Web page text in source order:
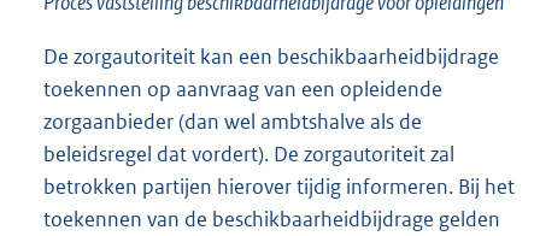
De zorgautoriteit kan een beschikbaarheidbijdrage
toekennen op aanvraag van een opleidende
zorgaanbieder (dan wel ambtshalve als de
beleidsregel dat vordert). De zorgautoriteit zal
betrokken partijen hierover tijdig informeren. Bij het
toekennen van de beschikbaarheidbijdrage gelden